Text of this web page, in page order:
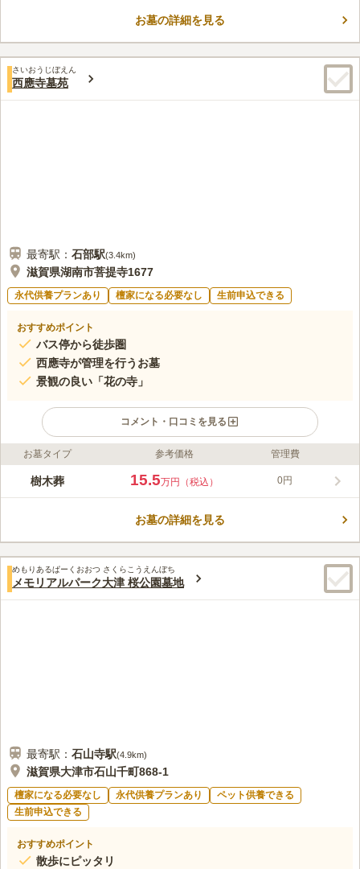
かけたくないと考える方にもおすすめです。お墓の掃除をする際
口コミ評価
みんなの評価
60代男性
霊園周辺には花屋さんくらいかないため、あらかじめ用意したほ
お墓の詳細を見る
さいおうじぼえん
西應寺墓苑
最寄駅： 石部駅(3.4km)
滋賀県湖南市菩提寺1677
永代供養プランあり 檀家になる必要なし 生前申込できる
おすすめポイント
バス停から徒歩圏
西應寺が管理を行うお墓
景観の良い「花の寺」
コメント・口コミを見る
ライフドット編集部のコメント
「花の寺」として親しまれてきた西應寺のお墓です。 本庭園は
抱かれており、清らかな空気が漂う場所です。 一般墓だけでは
口コミ評価
この霊園はまだ誰からも評価されていません。
お墓タイプ 参考価格 管理費
樹木葬 15.5万円（税込） 0円
お墓の詳細を見る
めもりあるぱーくおおつ さくらこうえんぼち
メモリアルパーク大津 桜公園墓地
最寄駅： 石山寺駅(4.9km)
滋賀県大津市石山千町868-1
檀家になる必要なし 永代供養プランあり
ペット供養できる
生前申込できる
おすすめポイント
散歩にピッタリ